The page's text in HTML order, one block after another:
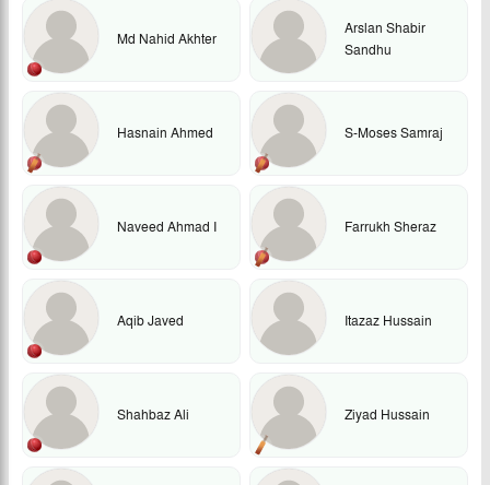
Md Nahid Akhter
Arslan Shabir
Sandhu
Hasnain Ahmed S-Moses Samraj
Naveed Ahmad I Farrukh Sheraz
Aqib Javed Itazaz Hussain
Shahbaz Ali Ziyad Hussain